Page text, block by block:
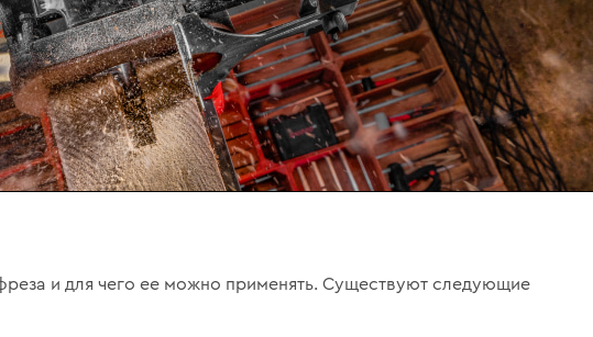
и для чего ее можно применять. Существуют следующие